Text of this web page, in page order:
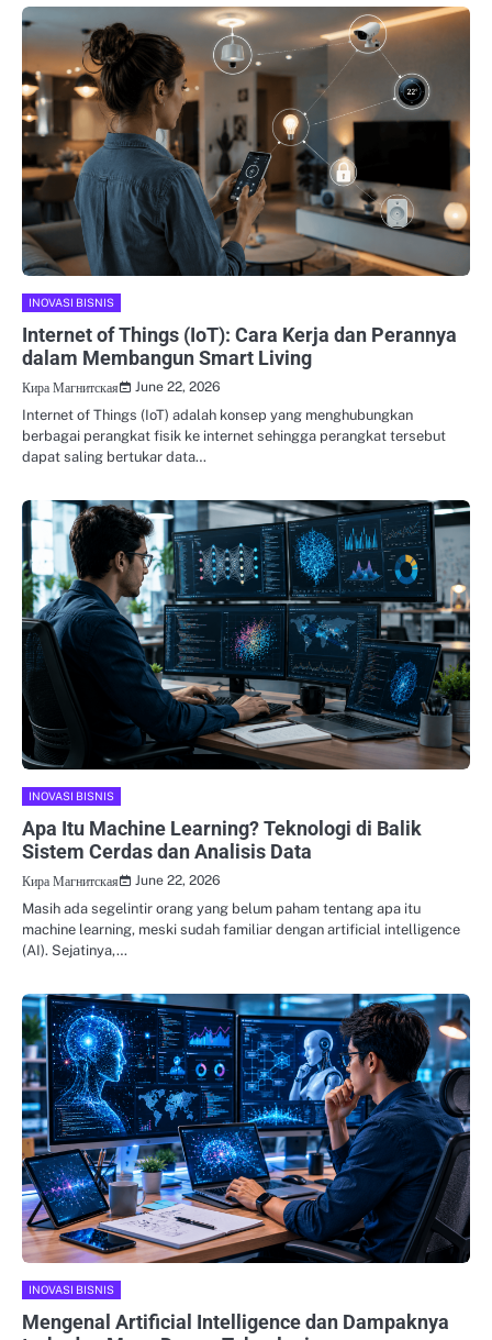
INOVASI BISNIS
Internet of Things (IoT): Cara Kerja dan Perannya
dalam Membangun Smart Living
Кира Магнитская
June 22, 2026
Internet of Things (IoT) adalah konsep yang menghubungkan
berbagai perangkat fisik ke internet sehingga perangkat tersebut
dapat saling bertukar data…
INOVASI BISNIS
Apa Itu Machine Learning? Teknologi di Balik
Sistem Cerdas dan Analisis Data
Кира Магнитская
June 22, 2026
Masih ada segelintir orang yang belum paham tentang apa itu
machine learning, meski sudah familiar dengan artificial intelligence
(AI). Sejatinya,…
INOVASI BISNIS
Mengenal Artificial Intelligence dan Dampaknya